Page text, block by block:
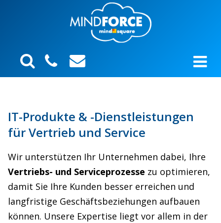
IT-Produkte & -Dienstleistungen
für Vertrieb und Service
Wir unterstützen Ihr Unternehmen dabei, Ihre
Vertriebs- und Serviceprozesse zu optimieren,
damit Sie Ihre Kunden besser erreichen und
langfristige Geschäftsbeziehungen aufbauen
können. Unsere Expertise liegt vor allem in der